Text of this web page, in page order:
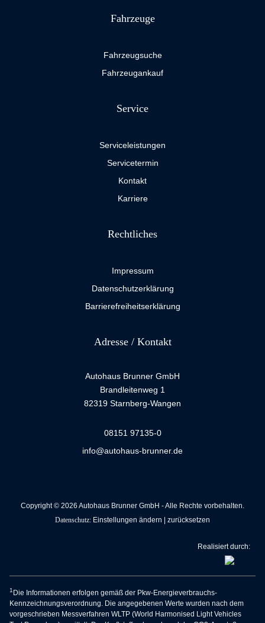
Fahrzeuge
Fahrzeugsuche
Fahrzeugankauf
Service
Serviceleistungen
Servicetermin
Kontakt
Karriere
Rechtliches
Impressum
Datenschutzerklärung
Barrierefreiheitserklärung
Adresse / Kontakt
Autohaus Brunner GmbH
Brandleitenweg 1
82319 Starnberg-Wangen
08151 97135-0
info@autohaus-brunner.de
Copyright © 2026 Autohaus Brunner GmbH - Alle Rechte vorbehalten.
Datenschutz: Einstellungen ändern zurücksetzen
Realisiert durch:
1 Die Informationen erfolgen gemäß der Pkw-Energieverbrauchs-
Kennzeichnungsverordnung. Die angegebenen Werte wurden nach dem
vorgeschrieben Messverfahren WLTP (World Harmonised Light Vehicles